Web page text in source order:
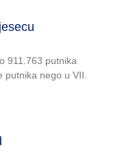
911.763 putnika
putnika nego u VII.